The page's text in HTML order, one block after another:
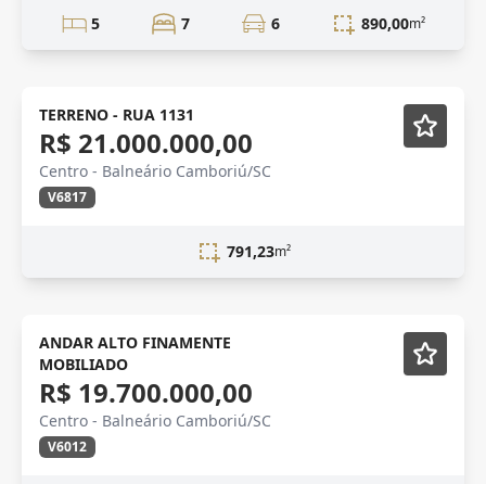
5 7 6 890,00m²
Novidade
TERRENO - RUA 1131
R$ 21.000.000,00
Centro - Balneário Camboriú/SC
V6817
791,23m²
NOVIDADE Mobiliado
ANDAR ALTO FINAMENTE
MOBILIADO
R$ 19.700.000,00
Centro - Balneário Camboriú/SC
V6012